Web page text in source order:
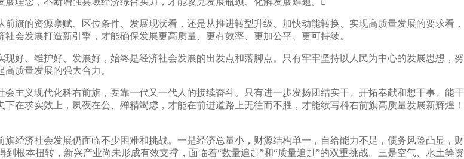
资源禀赋、区位条件、发展现状看，还是从推进转型升级、加快动能转换、实现高质量发展的要求看，
会发展打造新引擎，才能确保发展更高质量、更有效率、更加公平、更可持续。
、维护好、发展好，始终是经济社会发展的出发点和落脚点。只有牢牢坚持以人民为中心的发展思想，努
质量发展的强大合力。
义现代化科右前旗，要靠一代又一代人的接续奋斗。只有进一步发扬团结实干、开拓奉献和想干事、能干
在求实效上，夙夜在公、殚精竭虑，才能在前进道路上无往而不胜，才能续写科右前旗高质量发展新辉煌！
济社会发展仍面临不少困难和挑战。一是经济总量小，财源结构单一，自给能力不足，债务风险凸显，财
根本扭转，新兴产业尚未形成有效支撑，面临着“数量追赶”和“质量追赶”的双重挑战。三是空气、水土等资